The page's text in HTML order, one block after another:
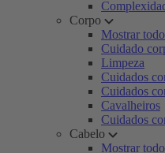
Corpo
Mostrar
Cuidado
Limpeza
Cuidados
Cuidados
Cavalheiros
Cuidados
Cabelo
Mostrar